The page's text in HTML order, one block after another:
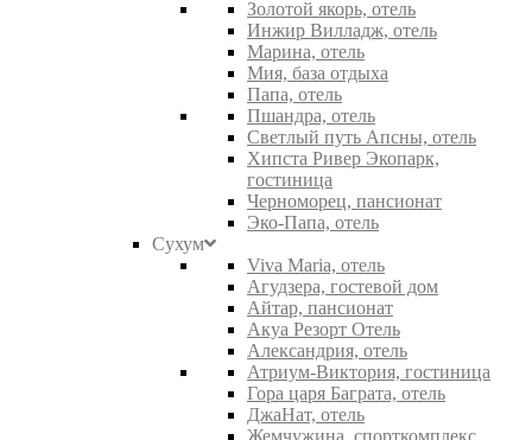
Золотой якорь, отель
Инжир Вилладж, отель
Марина, отель
Мия, база отдыха
Папа, отель
Пшандра, отель
Светлый путь Апсны, отель
Хипста Ривер Экопарк,
гостиница
Черноморец, пансионат
Эко-Папа, отель
Сухум
Viva Maria, отель
Агудзера, гостевой дом
Айтар, пансионат
Акуа Резорт Отель
Александрия, отель
Атриум-Виктория, гостиница
Гора царя Баграта, отель
ДжаНат, отель
Жемчужина, спорткомплекс